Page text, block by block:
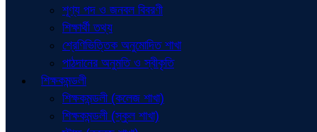
শূণ্য পদ ও জনবল বিবরণী
শিক্ষার্থী তথ্য
শ্রেণিভিত্তিক অনুমোদিত শাখা
পাঠদানের অনুমতি ও স্বীকৃতি
শিক্ষকমন্ডলী
শিক্ষকমন্ডলী (কলেজ শাখা)
শিক্ষকমন্ডলী (স্কুল শাখা)